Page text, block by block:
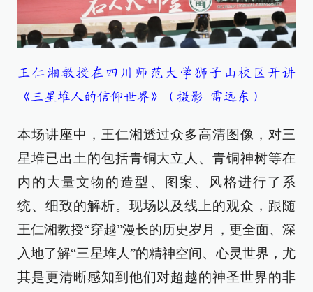
王仁湘教授在四川师范大学狮子山校区开讲
《三星堆人的信仰世界》（摄影 雷远东）
本场讲座中，王仁湘透过众多高清图像，对三
星堆已出土的包括青铜大立人、青铜神树等在
内的大量文物的造型、图案、风格进行了系
统、细致的解析。现场以及线上的观众，跟随
王仁湘教授“穿越”漫长的历史岁月，更全面、深
入地了解“三星堆人”的精神空间、心灵世界，尤
其是更清晰感知到他们对超越的神圣世界的非